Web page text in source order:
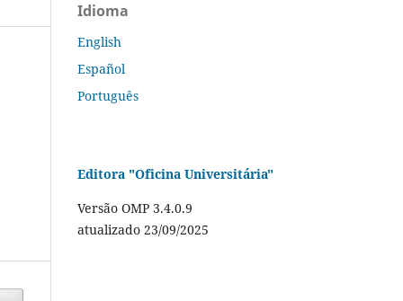
Idioma
English
Español
Português
Editora "Oficina Universitária"
Versão OMP 3.4.0.9
atualizado 23/09/2025